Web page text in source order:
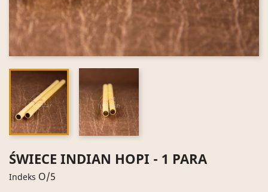
ŚWIECE INDIAN HOPI - 1 PARA
Indeks O/5